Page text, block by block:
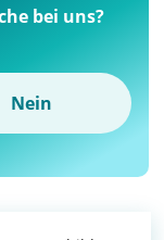
bei uns?
Nein